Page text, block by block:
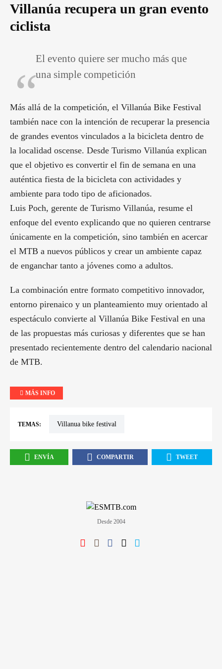
Villanúa recupera un gran evento
ciclista
El evento quiere ser mucho más que
una simple competición
Más allá de la competición, el Villanúa Bike Festival
también nace con la intención de recuperar la presencia
de grandes eventos vinculados a la bicicleta dentro de
la localidad oscense. Desde Turismo Villanúa explican
que el objetivo es convertir el fin de semana en una
auténtica fiesta de la bicicleta con actividades y
ambiente para todo tipo de aficionados.
Luis Poch, gerente de Turismo Villanúa, resume el
enfoque del evento explicando que no quieren centrarse
únicamente en la competición, sino también en acercar
el MTB a nuevos públicos y crear un ambiente capaz
de enganchar tanto a jóvenes como a adultos.
La combinación entre formato competitivo innovador,
entorno pirenaico y un planteamiento muy orientado al
espectáculo convierte al Villanúa Bike Festival en una
de las propuestas más curiosas y diferentes que se han
presentado recientemente dentro del calendario nacional
de MTB.
MÁS INFO
TEMAS: villanua bike festival
ENVÍA COMPARTIR TWEET
Desde 2004